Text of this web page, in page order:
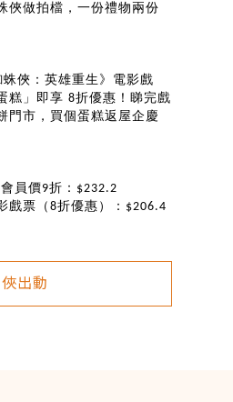
俠做拍檔，一份禮物兩份
蛛俠：英雄重生》電影戲
糕」即享 8折優惠！睇完戲
門市，買個蛋糕返屋企慶
員價9折： $232.2
戲票（8折優惠）： $206.4
出動